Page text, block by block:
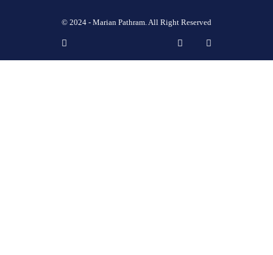
© 2024 - Marian Pathram. All Right Reserved